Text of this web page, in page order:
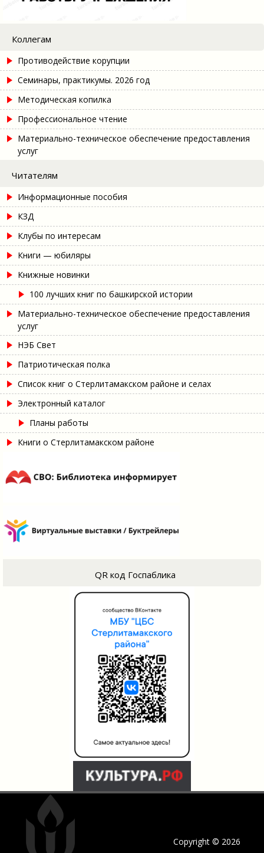
Коллегам
Противодействие корупции
Семинары, практикумы. 2026 год
Методическая копилка
Профессиональное чтение
Материально-техническое обеспечение предоставления
услуг
Читателям
Информационные пособия
КЗД
Клубы по интересам
Книги — юбиляры
Книжные новинки
100 лучших книг по башкирской истории
Материально-техническое обеспечение предоставления
услуг
НЭБ Свет
Патриотическая полка
Список книг о Стерлитамакском районе и селах
Электронный каталог
Планы работы
Книги о Стерлитамакском районе
QR код Госпаблика
Copyright © 2026